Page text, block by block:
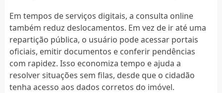
Em tempos de serviços digitais, a consulta online
também reduz deslocamentos. Em vez de ir até uma
repartição pública, o usuário pode acessar portais
oficiais, emitir documentos e conferir pendências
com rapidez. Isso economiza tempo e ajuda a
resolver situações sem filas, desde que o cidadão
tenha acesso aos dados corretos do imóvel.